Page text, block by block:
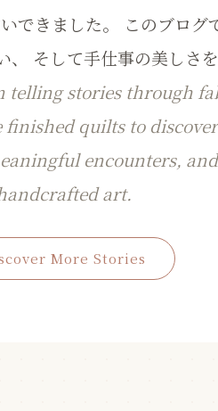
できました。 このブログ
そして手仕事の美しさを
telling stories through
quilts to
encounters,
art.
More Stories